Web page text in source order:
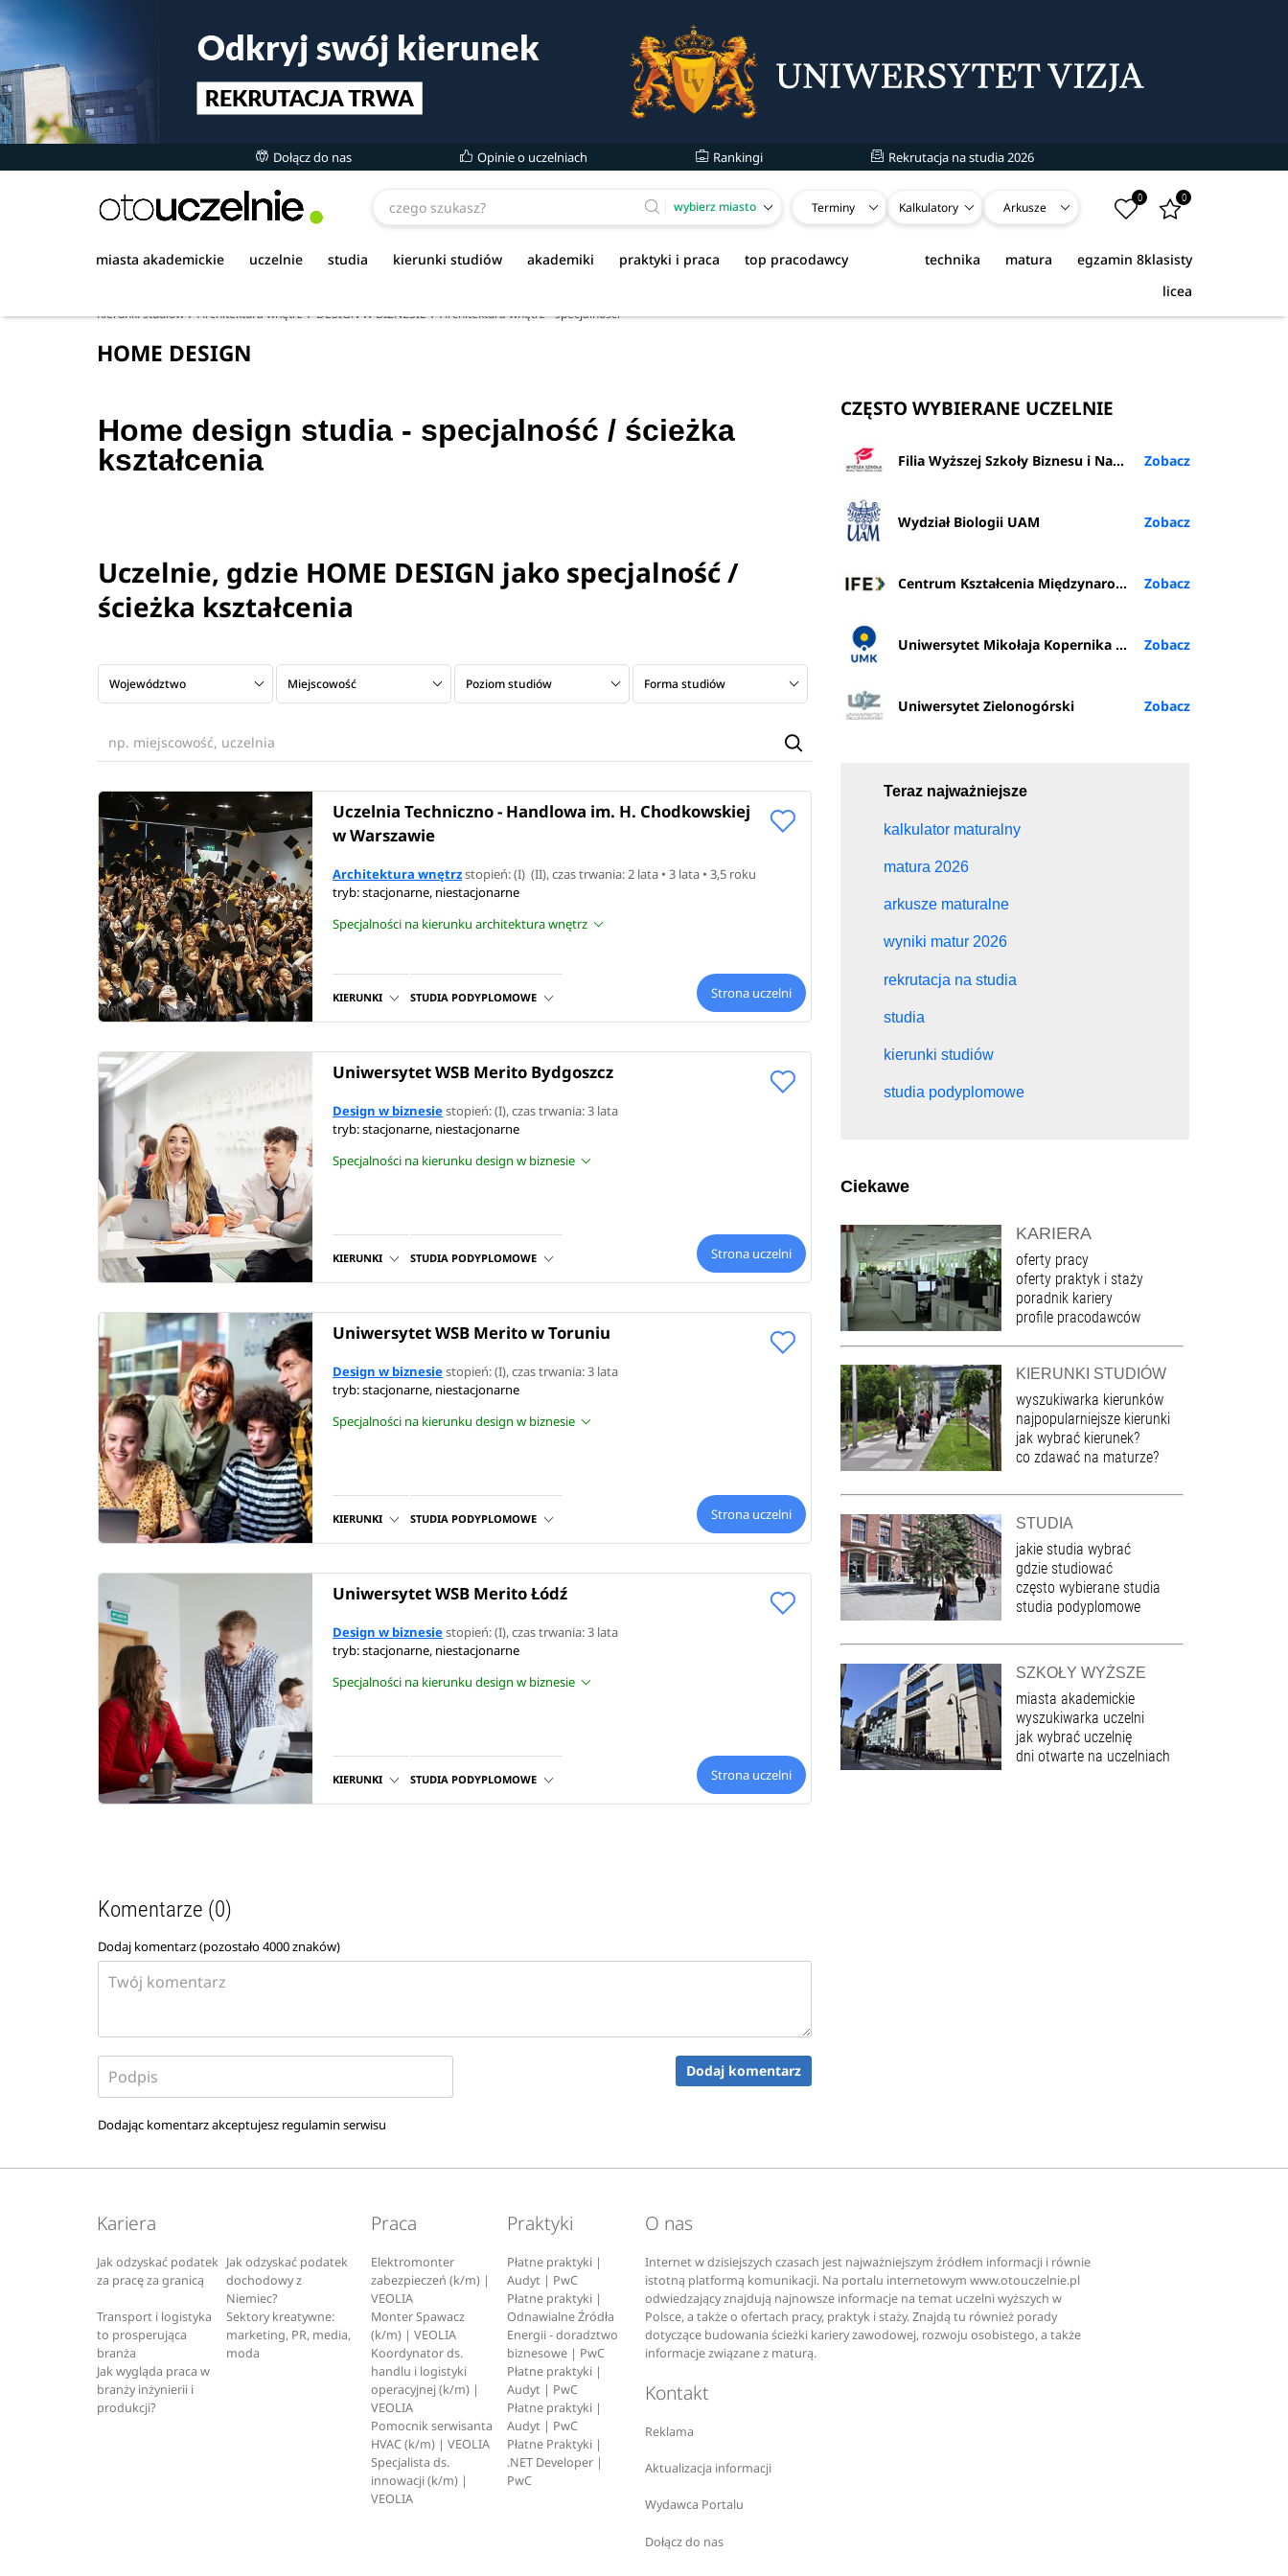
Dołącz do nas Opinie o uczelniach Rankingi Rekrutacja na studia 2026
wybierz miasto Terminy Kalkulatory Arkusze
0 0
miasta akademickie uczelnie studia kierunki studiów akademiki praktyki i praca top pracodawcy egzamin 8klasisty
matura
technika
licea
Kierunki studiów Architektura wnętrz DESIGN W BIZNESIE Architektura wnętrz - specjalności
HOME DESIGN
Home design studia - specjalność / ścieżka
kształcenia
Uczelnie, gdzie HOME DESIGN jako specjalność /
ścieżka kształcenia
Województwo Miejscowość Poziom studiów Forma studiów
Uczelnia Techniczno - Handlowa im. H. Chodkowskiej
w Warszawie
Architektura wnętrzstopień: (I) (II), czas trwania: 2 lata • 3 lata • 3,5 roku
tryb: stacjonarne, niestacjonarne
Specjalności na kierunku architektura wnętrz
KIERUNKI STUDIA PODYPLOMOWE Strona uczelni
Uniwersytet WSB Merito Bydgoszcz
Design w biznesiestopień: (I), czas trwania: 3 lata
tryb: stacjonarne, niestacjonarne
Specjalności na kierunku design w biznesie
KIERUNKI STUDIA PODYPLOMOWE Strona uczelni
Uniwersytet WSB Merito w Toruniu
Design w biznesiestopień: (I), czas trwania: 3 lata
tryb: stacjonarne, niestacjonarne
Specjalności na kierunku design w biznesie
KIERUNKI STUDIA PODYPLOMOWE Strona uczelni
Uniwersytet WSB Merito Łódź
Design w biznesiestopień: (I), czas trwania: 3 lata
tryb: stacjonarne, niestacjonarne
Specjalności na kierunku design w biznesie
KIERUNKI STUDIA PODYPLOMOWE Strona uczelni
Komentarze (0)
Dodaj komentarz (pozostało4000znaków)
Dodając komentarz akceptujesz regulamin serwisu
Dodaj komentarz
CZĘSTO WYBIERANE UCZELNIE
Filia Wyższej Szkoły Biznesu i Nauk o Zdrowiu w Rybniku
Wydział Biologii UAM
Centrum Kształcenia Międzynarodowego (IFE) PŁ
Uniwersytet Mikołaja Kopernika w Toruniu
Uniwersytet Zielonogórski
Teraz najważniejsze
kalkulator maturalny
matura 2026
arkusze maturalne
wyniki matur 2026
rekrutacja na studia
studia
kierunki studiów
studia podyplomowe
Ciekawe
KARIERA
oferty pracy
oferty praktyk i staży
poradnik kariery
profile pracodawców
KIERUNKI STUDIÓW
wyszukiwarka kierunków
najpopularniejsze kierunki
jak wybrać kierunek?
co zdawać na maturze?
STUDIA
jakie studia wybrać
gdzie studiować
często wybierane studia
studia podyplomowe
SZKOŁY WYŻSZE
miasta akademickie
wyszukiwarka uczelni
jak wybrać uczelnię
dni otwarte na uczelniach
Kariera
Jak odzyskać podatek
za pracę za granicą
Jak odzyskać podatek
dochodowy z
Niemiec?
Transport i logistyka
to prosperująca
branża
Sektory kreatywne:
marketing, PR, media,
moda
Jak wygląda praca w
branży inżynierii i
produkcji?
Praca
Elektromonter
zabezpieczeń (k/m) |
VEOLIA
Monter Spawacz
(k/m) | VEOLIA
Koordynator ds.
handlu i logistyki
operacyjnej (k/m) |
VEOLIA
Pomocnik serwisanta
HVAC (k/m) | VEOLIA
Specjalista ds.
innowacji (k/m) |
VEOLIA
Praktyki
Płatne praktyki |
Audyt | PwC
Płatne praktyki |
Odnawialne Źródła
Energii - doradztwo
biznesowe | PwC
Płatne praktyki |
Audyt | PwC
Płatne praktyki |
Audyt | PwC
Płatne Praktyki |
.NET Developer |
PwC
O nas
Internet w dzisiejszych czasach jest najważniejszym źródłem informacji i równie
istotną platformą komunikacji. Na portalu internetowym www.otouczelnie.pl
odwiedzający znajdują najnowsze informacje na temat uczelni wyższych w
Polsce, a także o ofertach pracy, praktyk i staży. Znajdą tu również porady
dotyczące budowania ścieżki kariery zawodowej, rozwoju osobistego, a także
informacje związane z maturą.
Kontakt
Reklama
Aktualizacja informacji
Wydawca Portalu
Dołącz do nas